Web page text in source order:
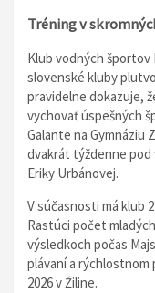
Tréning v
Klub vodných športov
slovenské kluby
pravidelne dokazuje,
vychovať úspešných
Galante na Gymnáziu
dvakrát týždenne pod
Eriky Urbánovej.
V súčasnosti má klub
Rastúci počet
výsledkoch počas
plávaní a rýchlostnom
2026 v Žiline.